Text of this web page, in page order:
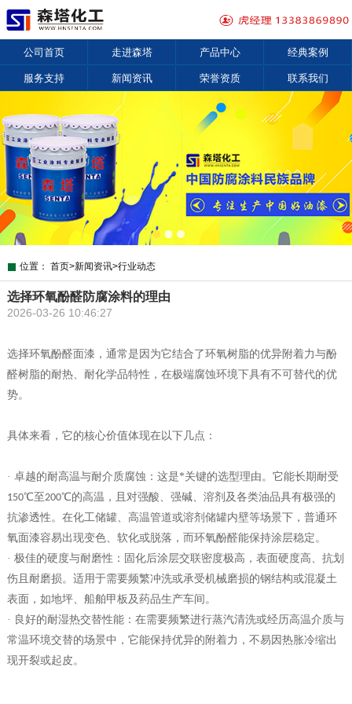
公司首页 走进森塔 产品中心 经典案例
服务支持 新闻资讯 荣誉资质 联系我们
位置： 首页>新闻资讯>行业动态
选择环氧酚醛防腐涂料的理由
2026-03-26 10:46:27
选择环氧酚醛面漆，通常是因为它结合了环氧树脂的优异附着力与酚
醛树脂的耐热、耐化学品特性，在极端腐蚀环境下具有不可替代的优
势。
具体来看，它的核心价值体现在以下几点：
· 卓越的耐高温与耐介质腐蚀：这是*关键的选型理由。它能长期耐受
150℃至200℃的高温，且对强酸、强碱、溶剂及各类油品具有极强的
抗渗透性。在化工储罐、高温管道或溶剂储罐内壁等场景下，普通环
氧面漆容易出现变色、软化或脱落，而环氧酚醛能保持涂层稳定。
· 极佳的硬度与耐磨性：固化后涂层交联密度极高，表面硬度高、抗划
伤且耐磨损。适用于需要频繁冲洗或承受机械磨损的钢结构或混凝土
表面，如地坪、船舶甲板及药品生产车间。
· 良好的耐湿热交替性能：在需要频繁进行蒸汽清洗或经历高温介质与
常温环境交替的场景中，它能保持优异的附着力，不易因热胀冷缩出
现开裂或起皮。